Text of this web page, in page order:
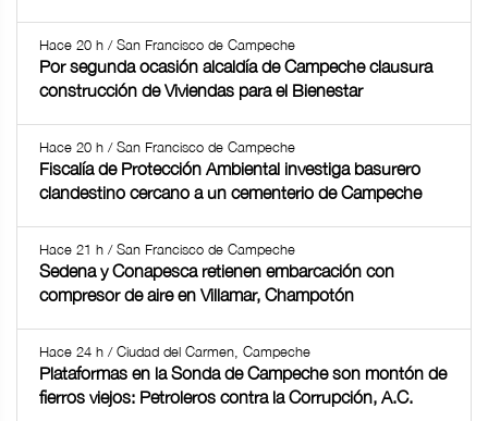
Hace 20 h / San Francisco de Campeche
Por segunda ocasión alcaldía de Campeche clausura
construcción de Viviendas para el Bienestar
Hace 20 h / San Francisco de Campeche
Fiscalía de Protección Ambiental investiga basurero
clandestino cercano a un cementerio de Campeche
Hace 21 h / San Francisco de Campeche
Sedena y Conapesca retienen embarcación con
compresor de aire en Villamar, Champotón
Hace 24 h / Ciudad del Carmen, Campeche
Plataformas en la Sonda de Campeche son montón de
fierros viejos: Petroleros contra la Corrupción, A.C.